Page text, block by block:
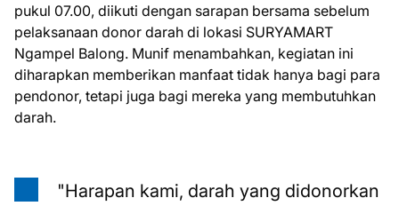
pukul 07.00, diikuti dengan sarapan bersama sebelum
pelaksanaan donor darah di lokasi SURYAMART
Ngampel Balong. Munif menambahkan, kegiatan ini
diharapkan memberikan manfaat tidak hanya bagi para
pendonor, tetapi juga bagi mereka yang membutuhkan
darah.
"Harapan kami, darah yang didonorkan